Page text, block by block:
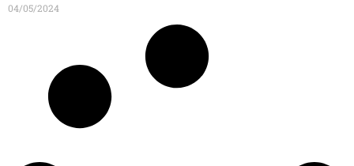
04/05/2024